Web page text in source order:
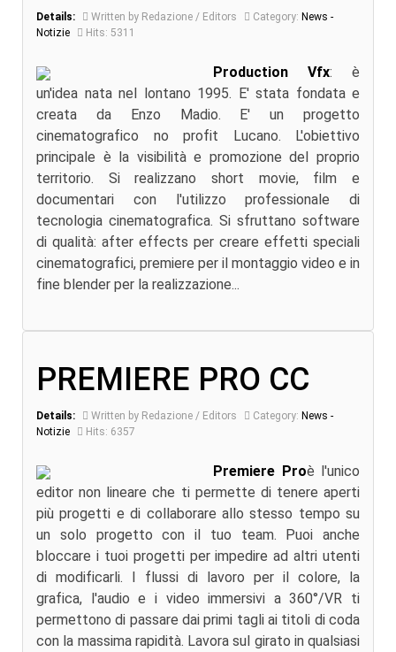
Details: Written by Redazione / Editors Category: News -
Notizie
Hits: 5311
Production Vfx: è
un'idea nata nel lontano 1995. E' stata fondata e
creata da Enzo Madio. E' un progetto
cinematografico no profit Lucano. L'obiettivo
principale è la visibilità e promozione del proprio
territorio. Si realizzano short movie, film e
documentari con l'utilizzo professionale di
tecnologia cinematografica. Si sfruttano software
di qualità: after effects per creare effetti speciali
cinematografici, premiere per il montaggio video e in
fine blender per la realizzazione...
PREMIERE PRO CC
Details: Written by Redazione / Editors Category: News -
Notizie
Hits: 6357
Premiere Proè l'unico
editor non lineare che ti permette di tenere aperti
più progetti e di collaborare allo stesso tempo su
un solo progetto con il tuo team. Puoi anche
bloccare i tuoi progetti per impedire ad altri utenti
di modificarli. I flussi di lavoro per il colore, la
grafica, l'audio e i video immersivi a 360°/VR ti
permettono di passare dai primi tagli ai titoli di coda
con la massima rapidità. Lavora sul girato in qualsiasi